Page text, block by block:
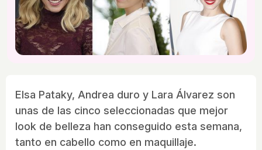
Elsa Pataky, Andrea duro y Lara Álvarez son
unas de las cinco seleccionadas que mejor
look de belleza han conseguido esta semana,
tanto en cabello como en maquillaje.